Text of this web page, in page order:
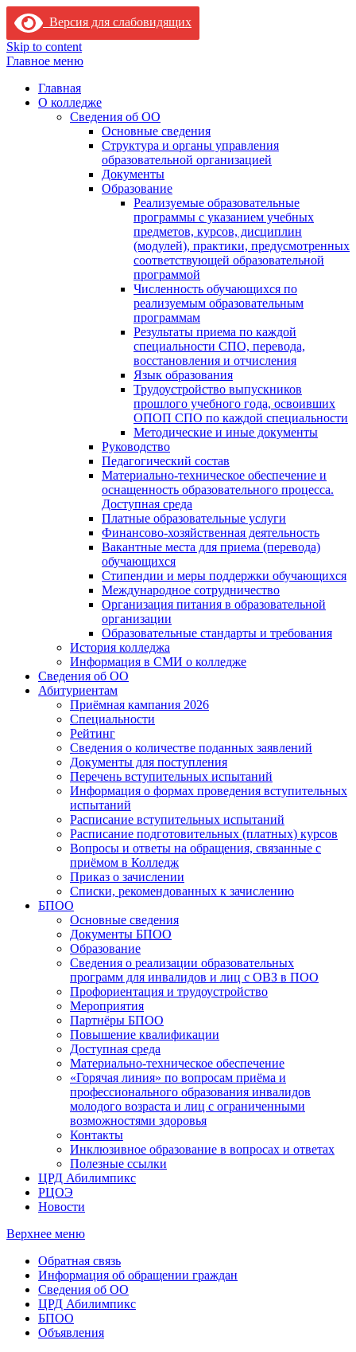
Версия для слабовидящих
Skip to content
Главное меню
Главная
О колледже
Сведения об ОО
Основные сведения
Структура и органы управления
образовательной организацией
Документы
Образование
Реализуемые образовательные
программы с указанием учебных
предметов, курсов, дисциплин
(модулей), практики, предусмотренных
соответствующей образовательной
программой
Численность обучающихся по
реализуемым образовательным
программам
Результаты приема по каждой
специальности СПО, перевода,
восстановления и отчисления
Язык образования
Трудоустройство выпускников
прошлого учебного года, освоивших
ОПОП СПО по каждой специальности
Методические и иные документы
Руководство
Педагогический состав
Материально-техническое обеспечение и
оснащенность образовательного процесса.
Доступная среда
Платные образовательные услуги
Финансово-хозяйственная деятельность
Вакантные места для приема (перевода)
обучающихся
Стипендии и меры поддержки обучающихся
Международное сотрудничество
Организация питания в образовательной
организации
Образовательные стандарты и требования
История колледжа
Информация в СМИ о колледже
Сведения об ОО
Абитуриентам
Приёмная кампания 2026
Специальности
Рейтинг
Сведения о количестве поданных заявлений
Документы для поступления
Перечень вступительных испытаний
Информация о формах проведения вступительных
испытаний
Расписание вступительных испытаний
Расписание подготовительных (платных) курсов
Вопросы и ответы на обращения, связанные с
приёмом в Колледж
Приказ о зачислении
Списки, рекомендованных к зачислению
БПОО
Основные сведения
Документы БПОО
Образование
Сведения о реализации образовательных
программ для инвалидов и лиц с ОВЗ в ПОО
Профориентация и трудоустройство
Мероприятия
Партнёры БПОО
Повышение квалификации
Доступная среда
Материально-техническое обеспечение
«Горячая линия» по вопросам приёма и
профессионального образования инвалидов
молодого возраста и лиц с ограниченными
возможностями здоровья
Контакты
Инклюзивное образование в вопросах и ответах
Полезные ссылки
ЦРД Абилимпикс
РЦОЭ
Новости
Верхнее меню
Обратная связь
Информация об обращении граждан
Сведения об ОО
ЦРД Абилимпикс
БПОО
Объявления